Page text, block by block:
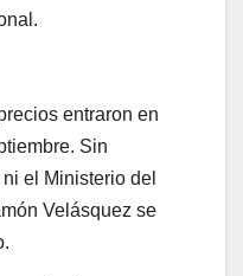
entraron en
Sin
el Ministerio del
Velásquez se